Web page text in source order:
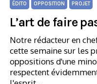
ÉDITO OPPOSITION PROJET
L’art de faire
Notre rédacteur en
cette semaine sur les
oppositions d'une
respectent